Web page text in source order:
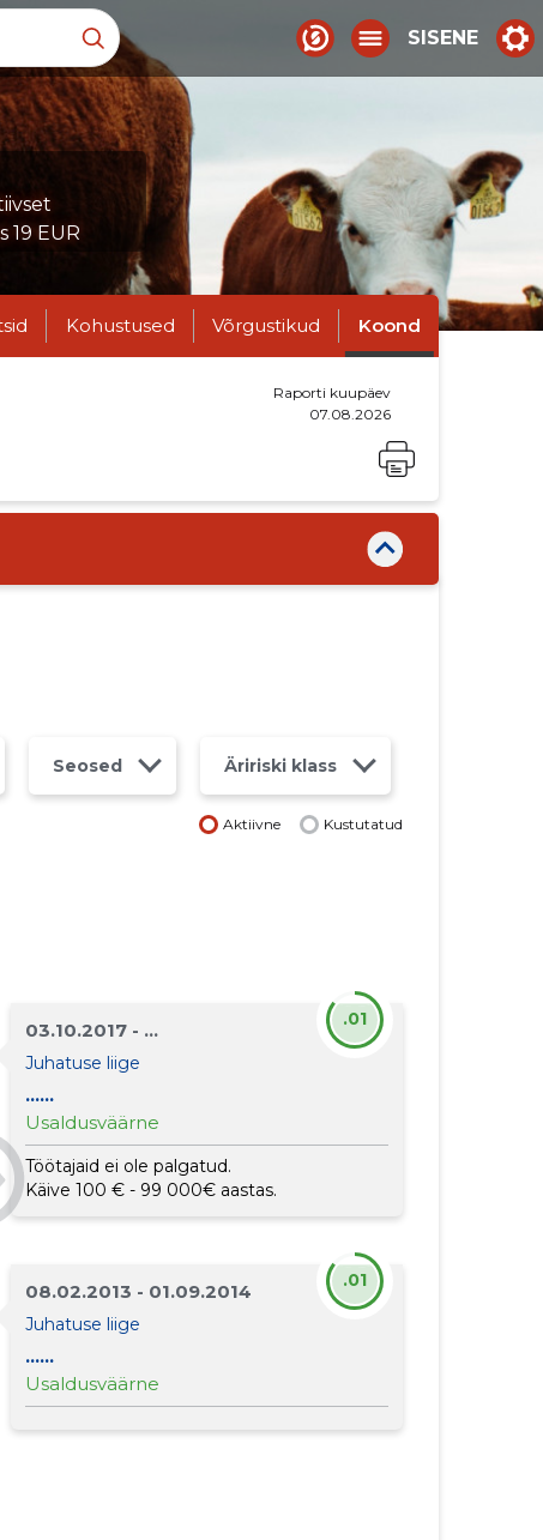
SISENE
EUR
Kohustused Võrgustikud Koond
Raporti kuupäev
07.08.2026
Seosed Äririski klass
Aktiivne Kustutatud
03.10.2017 - ...
Juhatuse liige
......
Usaldusväärne
Töötajaid ei ole palgatud.
Käive 100 € - 99 000€ aastas.
.01
08.02.2013 - 01.09.2014
Juhatuse liige
......
Usaldusväärne
.01